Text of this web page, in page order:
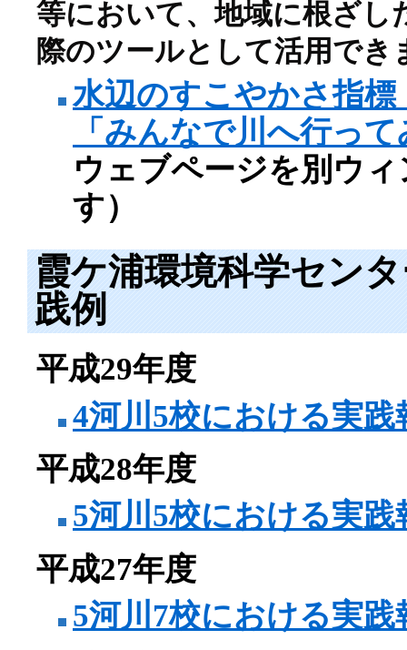
等において、地域に根ざし
際のツールとして活用でき
水辺のすこやかさ指
「みんなで川へ行っ
ウェブページを別ウ
す）
霞ケ浦環境科学セン
践例
平成29年度
4河川5校における実践
平成28年度
5河川5校における実践
平成27年度
5河川7校における実践